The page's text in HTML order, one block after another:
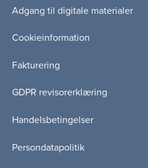
Adgang til digitale materialer
Cookieinformation
Fakturering
GDPR revisorerklæring
Handelsbetingelser
Persondatapolitik